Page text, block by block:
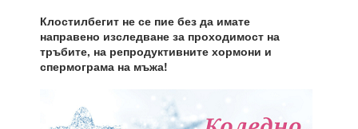
Клостилбегит не се пие без да имате
направено изследване за проходимост на
тръбите, на репродуктивните хормони и
спермограма на мъжа!